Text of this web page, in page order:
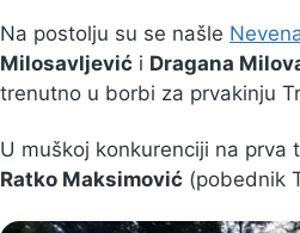
Na postolju su se našle
Milosavljević i Dragana
trenutno u borbi za prvakinju
U muškoj konkurenciji na prva
Ratko Maksimović (pobednik